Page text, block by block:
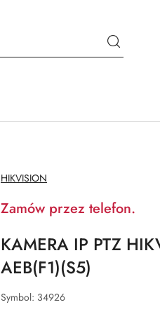
NAZWA
PRODUCENTA:
HIKVISION
Zamów przez telefon.
KAMERA IP PTZ
AEB(F1)(S5)
Symbol: 34926